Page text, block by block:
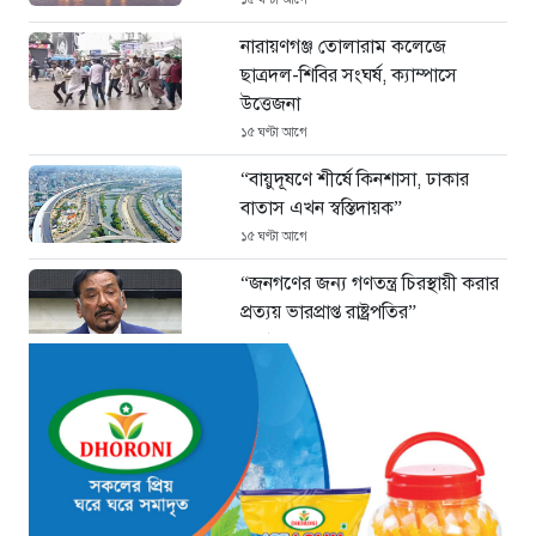
নারায়ণগঞ্জ তোলারাম কলেজে
ছাত্রদল-শিবির সংঘর্ষ, ক্যাম্পাসে
উত্তেজনা
১৫ ঘণ্টা আগে
“বায়ুদূষণে শীর্ষে কিনশাসা, ঢাকার
বাতাস এখন স্বস্তিদায়ক”
১৫ ঘণ্টা আগে
“জনগণের জন্য গণতন্ত্র চিরস্থায়ী করার
প্রত্যয় ভারপ্রাপ্ত রাষ্ট্রপতির”
১৫ ঘণ্টা আগে
জুলাই গণঅভ্যুত্থান দিবসে সিএমপির
শ্রদ্ধা: নিউমার্কেটের স্মৃতিস্তম্ভে পুষ্পস্তবক
অর্পণ
১৬ ঘণ্টা আগে
সন্ধ্যায় ঢাকাসহ ১২ অঞ্চলে ঝোড়ো